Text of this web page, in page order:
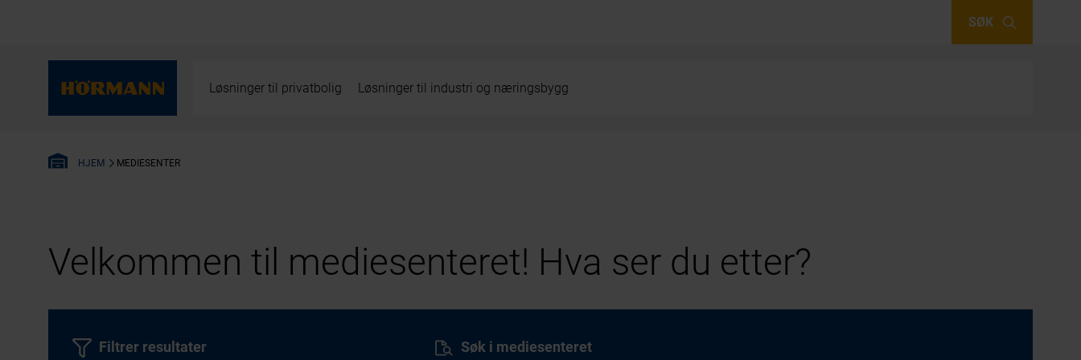
SØK
Løsninger til privatbolig Løsninger til industri og næringsbygg
HJEM MEDIESENTER
Velkommen til mediesenteret! Hva ser du etter?
Søk i mediesenteret
Filtrer resultater